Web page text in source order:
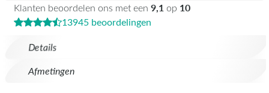
Details
Afmetingen
Klanten beoordelen ons met een 9,1 op 10
13945 beoordelingen